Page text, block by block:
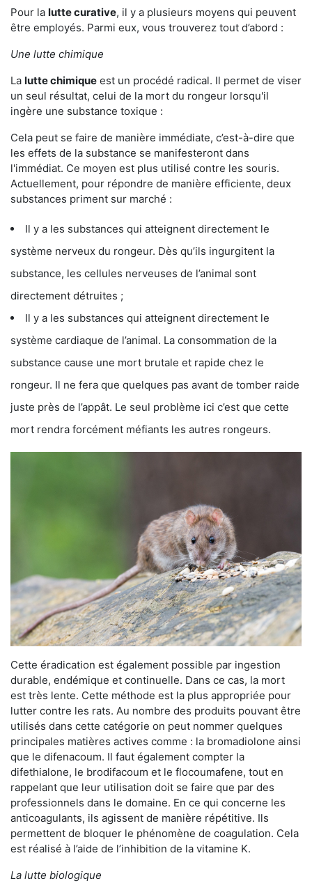
Pour la lutte curative, il y a plusieurs moyens qui peuvent
être employés. Parmi eux, vous trouverez tout d’abord :
Une lutte chimique
La lutte chimique est un procédé radical. Il permet de viser
un seul résultat, celui de la mort du rongeur lorsqu'il
ingère une substance toxique :
Cela peut se faire de manière immédiate, c’est-à-dire que
les effets de la substance se manifesteront dans
l'immédiat. Ce moyen est plus utilisé contre les souris.
Actuellement, pour répondre de manière efficiente, deux
substances priment sur marché :
Il y a les substances qui atteignent directement le
système nerveux du rongeur. Dès qu’ils ingurgitent la
substance, les cellules nerveuses de l’animal sont
directement détruites ;
Il y a les substances qui atteignent directement le
système cardiaque de l’animal. La consommation de la
substance cause une mort brutale et rapide chez le
rongeur. Il ne fera que quelques pas avant de tomber raide
juste près de l’appât. Le seul problème ici c’est que cette
mort rendra forcément méfiants les autres rongeurs.
Cette éradication est également possible par ingestion
durable, endémique et continuelle. Dans ce cas, la mort
est très lente. Cette méthode est la plus appropriée pour
lutter contre les rats. Au nombre des produits pouvant être
utilisés dans cette catégorie on peut nommer quelques
principales matières actives comme : la bromadiolone ainsi
que le difenacoum. Il faut également compter la
difethialone, le brodifacoum et le flocoumafene, tout en
rappelant que leur utilisation doit se faire que par des
professionnels dans le domaine. En ce qui concerne les
anticoagulants, ils agissent de manière répétitive. Ils
permettent de bloquer le phénomène de coagulation. Cela
est réalisé à l’aide de l’inhibition de la vitamine K.
La lutte biologique